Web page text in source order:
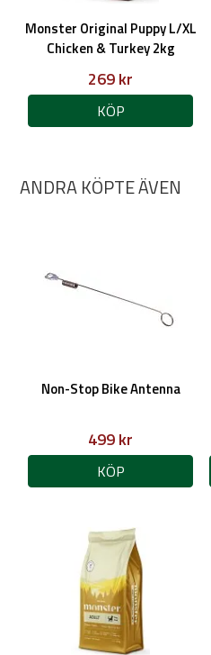
Monster Original Puppy L/XL
Chicken & Turkey 2kg
269 kr
KÖP
ANDRA KÖPTE ÄVEN
Non-Stop Bike Antenna
499 kr
KÖP